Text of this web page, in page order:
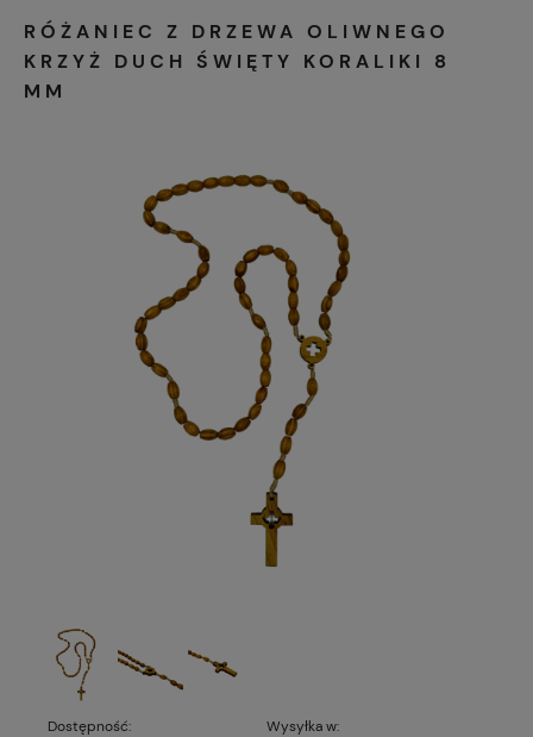
RÓŻANIEC Z DRZEWA OLIWNEGO
KRZYŻ DUCH ŚWIĘTY KORALIKI 8
MM
Dostępność:
Wysyłka w: